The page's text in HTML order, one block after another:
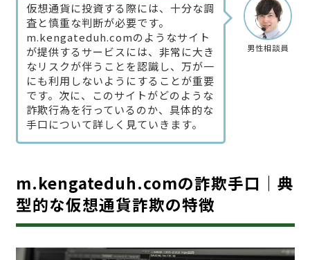
男性相談員
仮想通貨に投資する際には、十分な調
査と慎重な判断が必要です。
m.kengateduh.comのようなサイト
が提供するサービスには、非常に大き
なリスクが伴うことを認識し、万が一
にも利用しないようにすることが重要
です。次に、このサイトがどのような
詐欺行為を行っているのか、具体的な
手口について詳しく見ていきます。
m.kengateduh.comの詐欺手口｜典
型的な仮想通貨詐欺の特徴